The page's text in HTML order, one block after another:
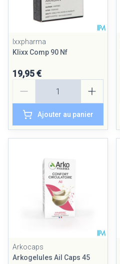
Ixxpharma
Klixx Comp 90 Nf
19,95 €
Ajouter au panier
Arkocaps
Arkogelules Ail Caps 45